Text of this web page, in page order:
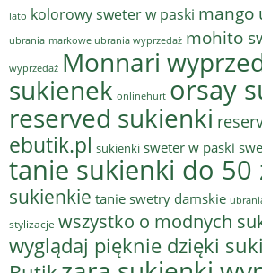
lato kolorowy sweter w paski mango
ubrania markowe ubrania wyprzedaż mohito
wyprzedaż Monnari
sukienek onlinehurt orsay
reserved sukienki
ebutik.pl sukienki sweter w paski
tanie sukienki do 50
sukienkie tanie swetry damskie
stylizacje wszystko o modnych
wyglądaj pięknie dzięki